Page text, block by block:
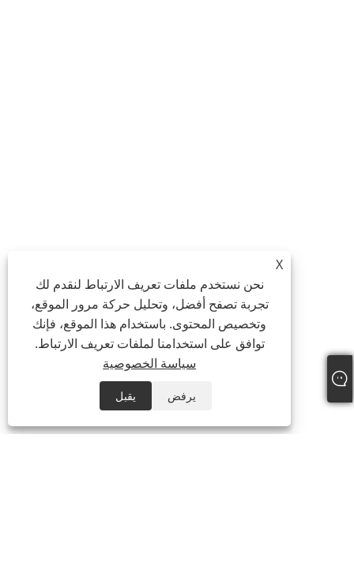
X
نحن نستخدم ملفات تعريف الارتباط لنقدم لك
تجربة تصفح أفضل، وتحليل حركة مرور الموقع،
وتخصيص المحتوى. باستخدام هذا الموقع، فإنك
توافق على استخدامنا لملفات تعريف الارتباط.
سياسة الخصوصية
يرفض يقبل